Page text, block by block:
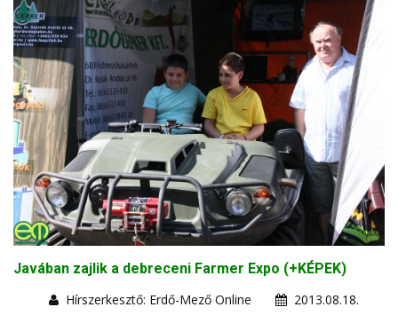
Javában zajlik a debreceni Farmer Expo (+KÉPEK)
Hírszerkesztő: Erdő-Mező Online
2013.08.18.